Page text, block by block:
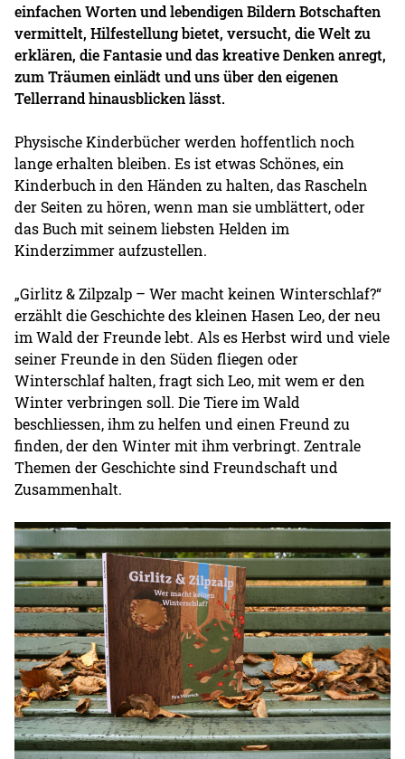
einfachen Worten und lebendigen Bildern Botschaften
vermittelt, Hilfestellung bietet, versucht, die Welt zu
erklären, die Fantasie und das kreative Denken anregt,
zum Träumen einlädt und uns über den eigenen
Tellerrand hinausblicken lässt.
Physische Kinderbücher werden hoffentlich noch
lange erhalten bleiben. Es ist etwas Schönes, ein
Kinderbuch in den Händen zu halten, das Rascheln
der Seiten zu hören, wenn man sie umblättert, oder
das Buch mit seinem liebsten Helden im
Kinderzimmer aufzustellen.
„Girlitz & Zilpzalp – Wer macht keinen Winterschlaf?“
erzählt die Geschichte des kleinen Hasen Leo, der neu
im Wald der Freunde lebt. Als es Herbst wird und viele
seiner Freunde in den Süden fliegen oder
Winterschlaf halten, fragt sich Leo, mit wem er den
Winter verbringen soll. Die Tiere im Wald
beschliessen, ihm zu helfen und einen Freund zu
finden, der den Winter mit ihm verbringt. Zentrale
Themen der Geschichte sind Freundschaft und
Zusammenhalt.